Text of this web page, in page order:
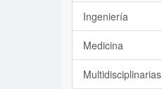
Ingeniería
Medicina
Multidisciplinarias